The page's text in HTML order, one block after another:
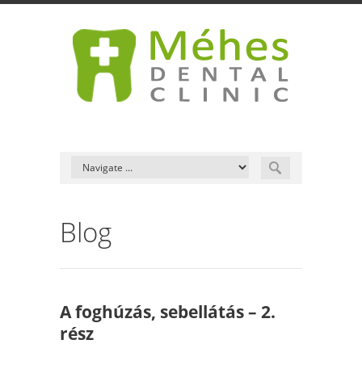
Blog
A foghúzás, sebellátás – 2.
rész